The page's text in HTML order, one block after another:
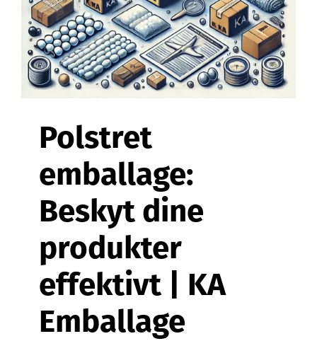
Kontakt
Webshop
Polstret
emballage:
Beskyt dine
produkter
effektivt | KA
Emballage